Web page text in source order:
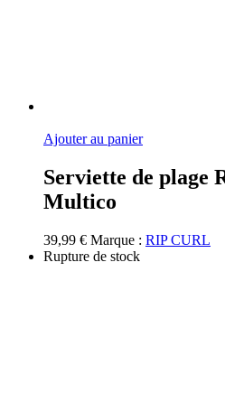
Ajouter au panier
Serviette de plage
Multico
39,99 € Marque : RIP CURL
Rupture de stock